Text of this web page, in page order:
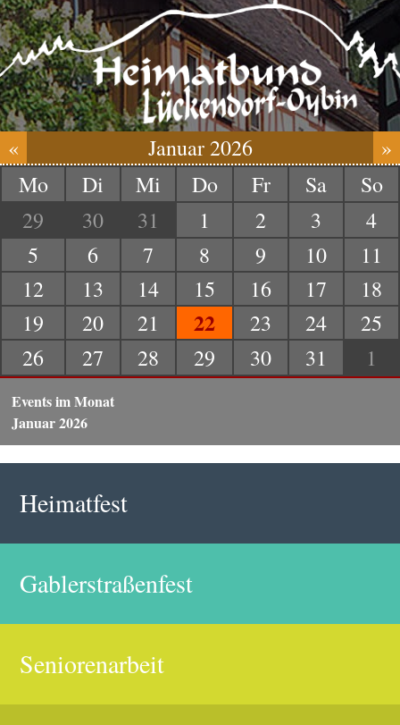
« Januar 2026
»
Mo
Di Mi Do Fr Sa
So
29
30 31 1 2 3
4
5
6 7 8 9 10
11
12
13 14 15 16 17
18
19
20 21 22 23 24
25
26
27 28 29 30 31 1
Events im Monat
Januar 2026
Heimatfest
Gablerstraßenfest
Seniorenarbeit